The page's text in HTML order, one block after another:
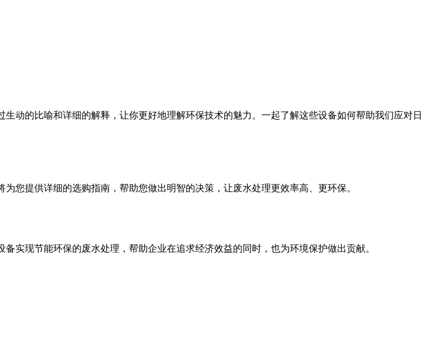
动的比喻和详细的解释，让你更好地理解环保技术的魅力。一起了解这些设备如何帮助我们应对日
您提供详细的选购指南，帮助您做出明智的决策，让废水处理更效率高、更环保。
实现节能环保的废水处理，帮助企业在追求经济效益的同时，也为环境保护做出贡献。